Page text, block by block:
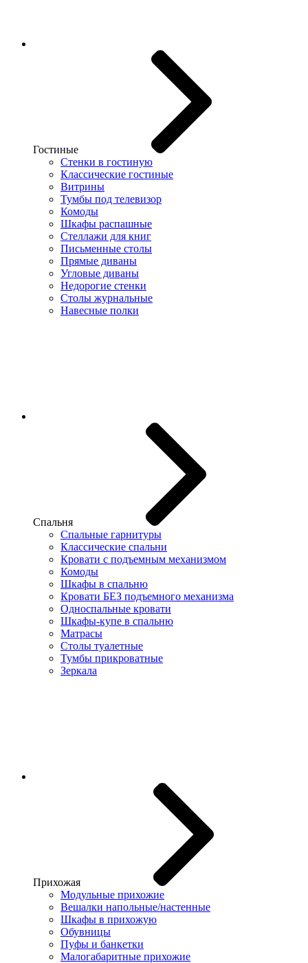
Гостиные
Стенки в гостиную
Классические гостиные
Витрины
Тумбы под телевизор
Комоды
Шкафы распашные
Стеллажи для книг
Письменные столы
Прямые диваны
Угловые диваны
Недорогие стенки
Столы журнальные
Навесные полки
Спальня
Спальные гарнитуры
Классические спальни
Кровати с подъемным механизмом
Комоды
Шкафы в спальню
Кровати БЕЗ подъемного механизма
Односпальные кровати
Шкафы-купе в спальню
Матрасы
Столы туалетные
Тумбы прикроватные
Зеркала
Прихожая
Модульные прихожие
Вешалки напольные/настенные
Шкафы в прихожую
Обувницы
Пуфы и банкетки
Малогабаритные прихожие